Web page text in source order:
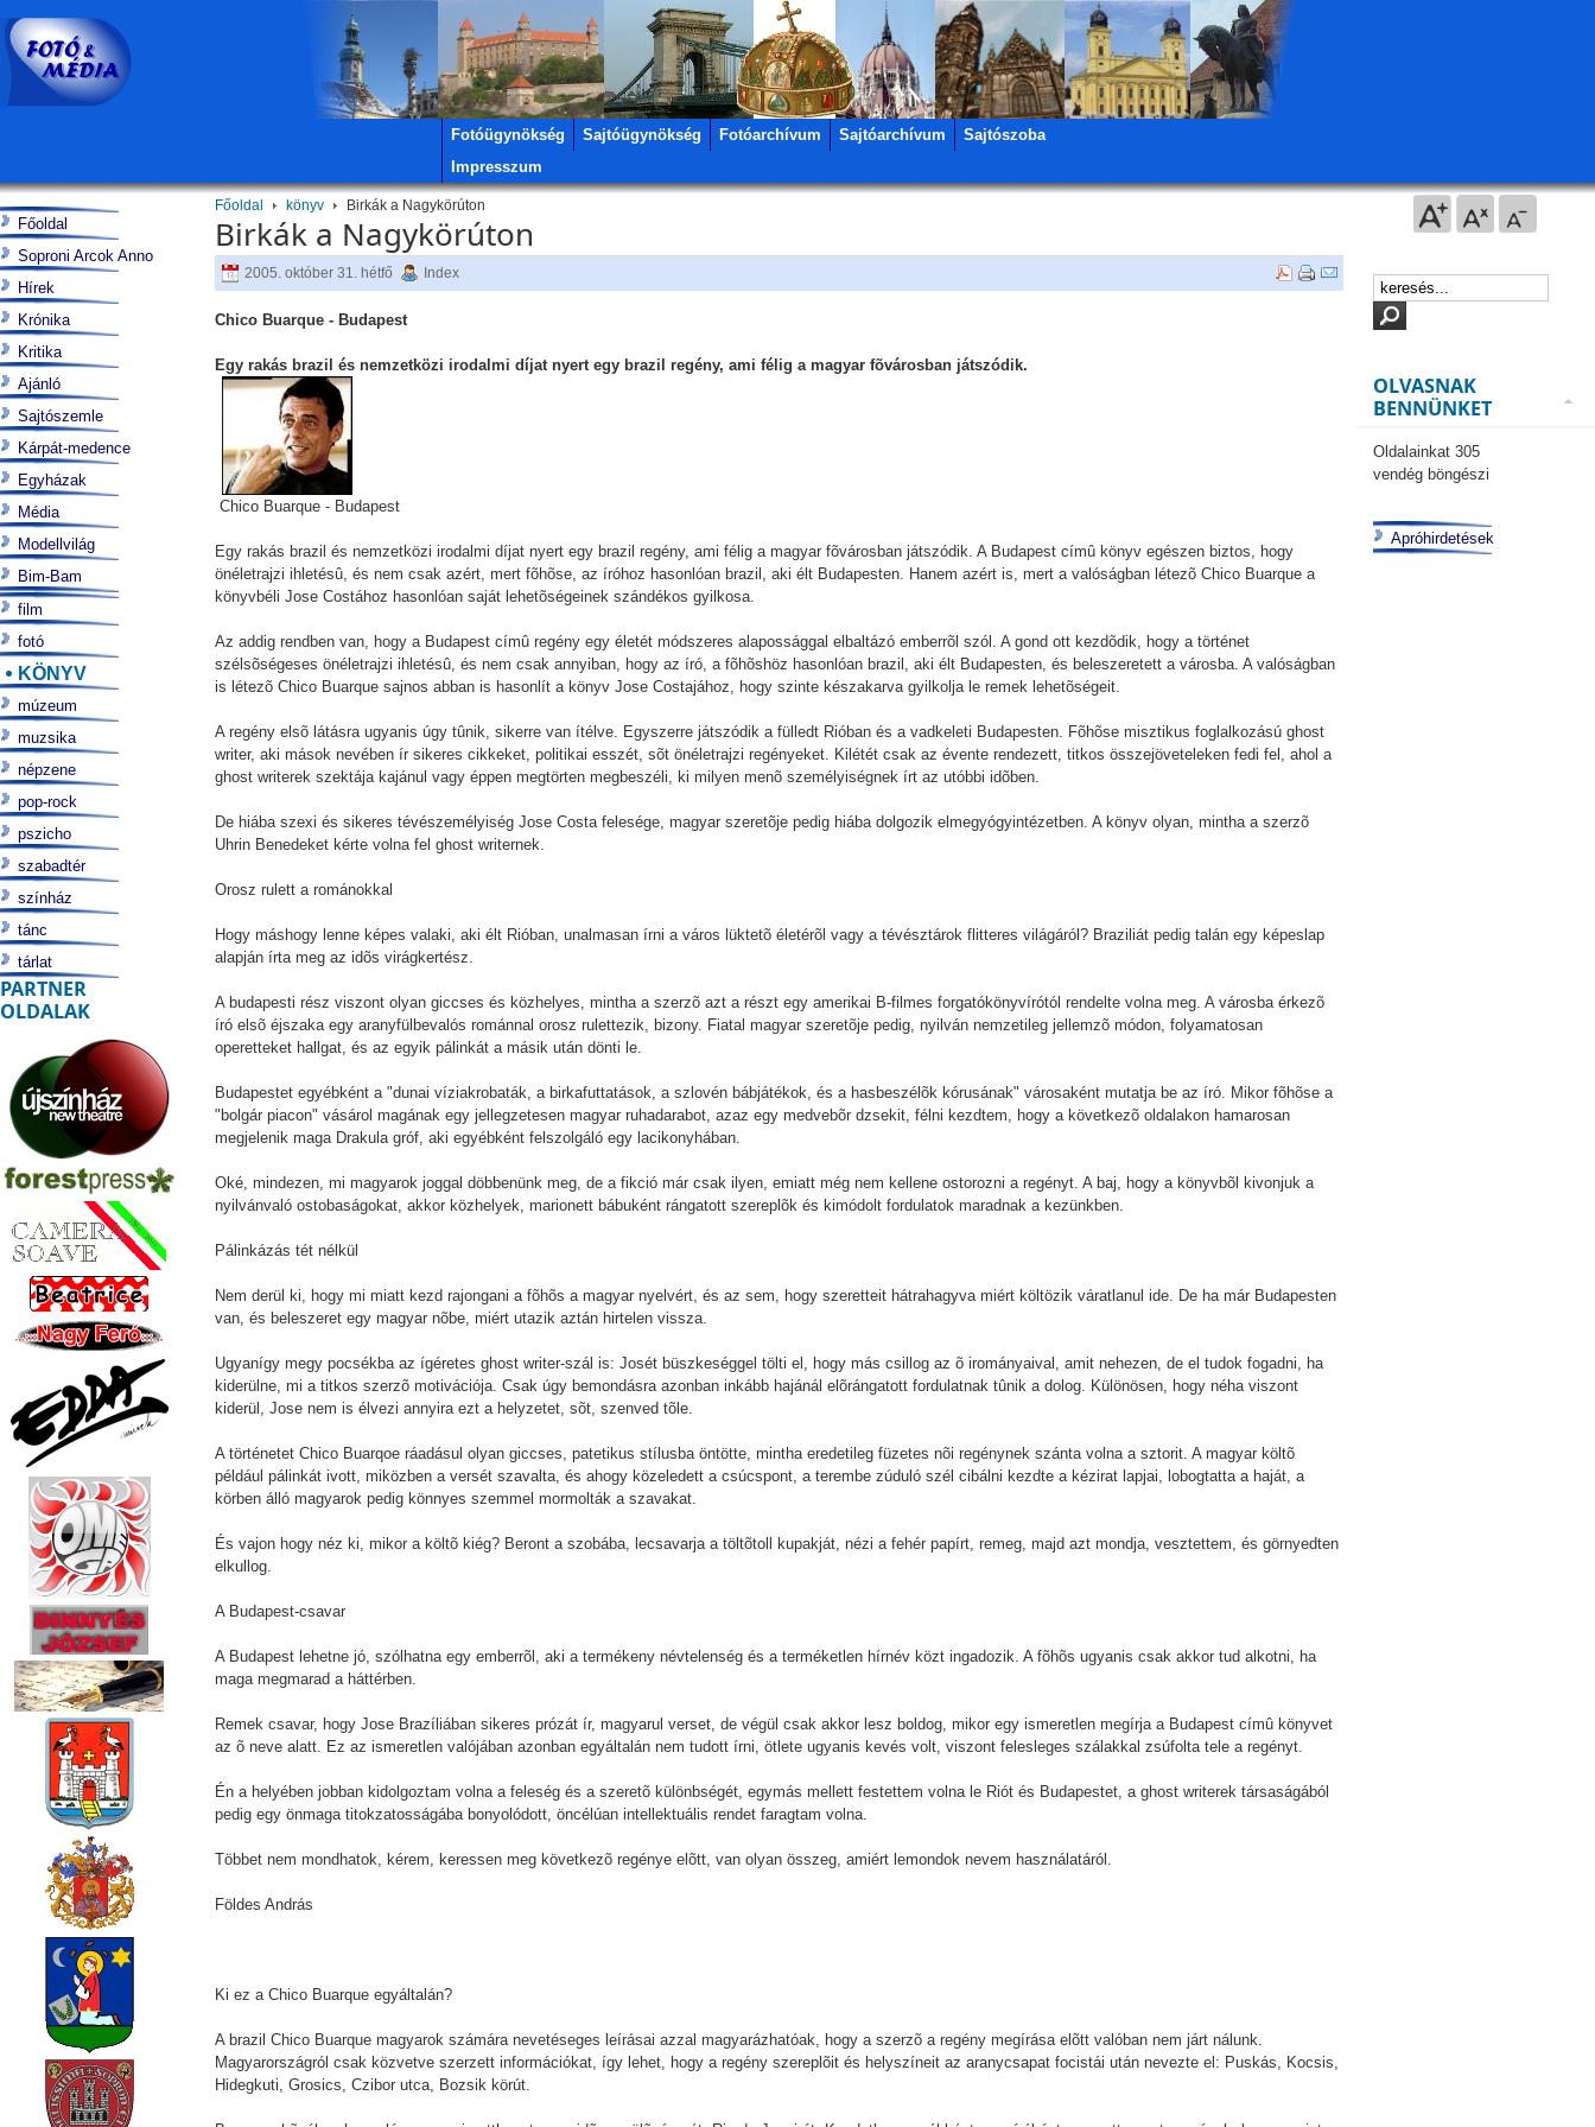
Fotóügynökség Sajtóügynökség Fotóarchívum Sajtóarchívum
Sajtószoba
Impresszum
Főoldal könyv Birkák a Nagykörúton
Birkák a Nagykörúton
2005. október 31. hétfő Index
Chico Buarque - Budapest
Egy rakás brazil és nemzetközi irodalmi díjat nyert egy brazil regény, ami félig a magyar fõvárosban játszódik.
Chico Buarque - Budapest
Egy rakás brazil és nemzetközi irodalmi díjat nyert egy brazil regény, ami félig a magyar fõvárosban játszódik. A Budapest címû könyv egészen biztos, hogy
önéletrajzi ihletésû, és nem csak azért, mert fõhõse, az íróhoz hasonlóan brazil, aki élt Budapesten. Hanem azért is, mert a valóságban létezõ Chico Buarque a
könyvbéli Jose Costához hasonlóan saját lehetõségeinek szándékos gyilkosa.
Az addig rendben van, hogy a Budapest címû regény egy életét módszeres alapossággal elbaltázó emberrõl szól. A gond ott kezdõdik, hogy a történet
szélsõségeses önéletrajzi ihletésû, és nem csak annyiban, hogy az író, a fõhõshöz hasonlóan brazil, aki élt Budapesten, és beleszeretett a városba. A valóságban
is létezõ Chico Buarque sajnos abban is hasonlít a könyv Jose Costajához, hogy szinte készakarva gyilkolja le remek lehetõségeit.
A regény elsõ látásra ugyanis úgy tûnik, sikerre van ítélve. Egyszerre játszódik a fülledt Rióban és a vadkeleti Budapesten. Fõhõse misztikus foglalkozású ghost
writer, aki mások nevében ír sikeres cikkeket, politikai esszét, sõt önéletrajzi regényeket. Kilétét csak az évente rendezett, titkos összejöveteleken fedi fel, ahol a
ghost writerek szektája kajánul vagy éppen megtörten megbeszéli, ki milyen menõ személyiségnek írt az utóbbi idõben.
De hiába szexi és sikeres tévészemélyiség Jose Costa felesége, magyar szeretõje pedig hiába dolgozik elmegyógyintézetben. A könyv olyan, mintha a szerzõ
Uhrin Benedeket kérte volna fel ghost writernek.
Orosz rulett a románokkal
Hogy máshogy lenne képes valaki, aki élt Rióban, unalmasan írni a város lüktetõ életérõl vagy a tévésztárok flitteres világáról? Braziliát pedig talán egy képeslap
alapján írta meg az idõs virágkertész.
A budapesti rész viszont olyan giccses és közhelyes, mintha a szerzõ azt a részt egy amerikai B-filmes forgatókönyvírótól rendelte volna meg. A városba érkezõ
író elsõ éjszaka egy aranyfülbevalós románnal orosz rulettezik, bizony. Fiatal magyar szeretõje pedig, nyilván nemzetileg jellemzõ módon, folyamatosan
operetteket hallgat, és az egyik pálinkát a másik után dönti le.
Budapestet egyébként a "dunai víziakrobaták, a birkafuttatások, a szlovén bábjátékok, és a hasbeszélõk kórusának" városaként mutatja be az író. Mikor fõhõse a
"bolgár piacon" vásárol magának egy jellegzetesen magyar ruhadarabot, azaz egy medvebõr dzsekit, félni kezdtem, hogy a következõ oldalakon hamarosan
megjelenik maga Drakula gróf, aki egyébként felszolgáló egy lacikonyhában.
Oké, mindezen, mi magyarok joggal döbbenünk meg, de a fikció már csak ilyen, emiatt még nem kellene ostorozni a regényt. A baj, hogy a könyvbõl kivonjuk a
nyilvánvaló ostobaságokat, akkor közhelyek, marionett bábuként rángatott szereplõk és kimódolt fordulatok maradnak a kezünkben.
Pálinkázás tét nélkül
Nem derül ki, hogy mi miatt kezd rajongani a fõhõs a magyar nyelvért, és az sem, hogy szeretteit hátrahagyva miért költözik váratlanul ide. De ha már Budapesten
van, és beleszeret egy magyar nõbe, miért utazik aztán hirtelen vissza.
Ugyanígy megy pocsékba az ígéretes ghost writer-szál is: Josét büszkeséggel tölti el, hogy más csillog az õ irományaival, amit nehezen, de el tudok fogadni, ha
kiderülne, mi a titkos szerzõ motivációja. Csak úgy bemondásra azonban inkább hajánál elõrángatott fordulatnak tûnik a dolog. Különösen, hogy néha viszont
kiderül, Jose nem is élvezi annyira ezt a helyzetet, sõt, szenved tõle.
A történetet Chico Buarqoe ráadásul olyan giccses, patetikus stílusba öntötte, mintha eredetileg füzetes nõi regénynek szánta volna a sztorit. A magyar költõ
például pálinkát ivott, miközben a versét szavalta, és ahogy közeledett a csúcspont, a terembe zúduló szél cibálni kezdte a kézirat lapjai, lobogtatta a haját, a
körben álló magyarok pedig könnyes szemmel mormolták a szavakat.
És vajon hogy néz ki, mikor a költõ kiég? Beront a szobába, lecsavarja a töltõtoll kupakját, nézi a fehér papírt, remeg, majd azt mondja, vesztettem, és görnyedten
elkullog.
A Budapest-csavar
A Budapest lehetne jó, szólhatna egy emberrõl, aki a termékeny névtelenség és a terméketlen hírnév közt ingadozik. A fõhõs ugyanis csak akkor tud alkotni, ha
maga megmarad a háttérben.
Remek csavar, hogy Jose Brazíliában sikeres prózát ír, magyarul verset, de végül csak akkor lesz boldog, mikor egy ismeretlen megírja a Budapest címû könyvet
az õ neve alatt. Ez az ismeretlen valójában azonban egyáltalán nem tudott írni, ötlete ugyanis kevés volt, viszont felesleges szálakkal zsúfolta tele a regényt.
Én a helyében jobban kidolgoztam volna a feleség és a szeretõ különbségét, egymás mellett festettem volna le Riót és Budapestet, a ghost writerek társaságából
pedig egy önmaga titokzatosságába bonyolódott, öncélúan intellektuális rendet faragtam volna.
Többet nem mondhatok, kérem, keressen meg következõ regénye elõtt, van olyan összeg, amiért lemondok nevem használatáról.
Földes András
Ki ez a Chico Buarque egyáltalán?
A brazil Chico Buarque magyarok számára nevetéseges leírásai azzal magyarázhatóak, hogy a szerzõ a regény megírása elõtt valóban nem járt nálunk.
Magyarországról csak közvetve szerzett információkat, így lehet, hogy a regény szereplõit és helyszíneit az aranycsapat focistái után nevezte el: Puskás, Kocsis,
Hidegkuti, Grosics, Czibor utca, Bozsik körút.
Főoldal
Soproni Arcok Anno
Hírek
Krónika
Kritika
Ajánló
Sajtószemle
Kárpát-medence
Egyházak
Média
Modellvilág
Bim-Bam
film
fotó
KÖNYV
múzeum
muzsika
népzene
pop-rock
pszicho
szabadtér
színház
tánc
tárlat
PARTNER
OLDALAK
OLVASNAK
BENNÜNKET
Oldalainkat 305
vendég böngészi
Apróhirdetések